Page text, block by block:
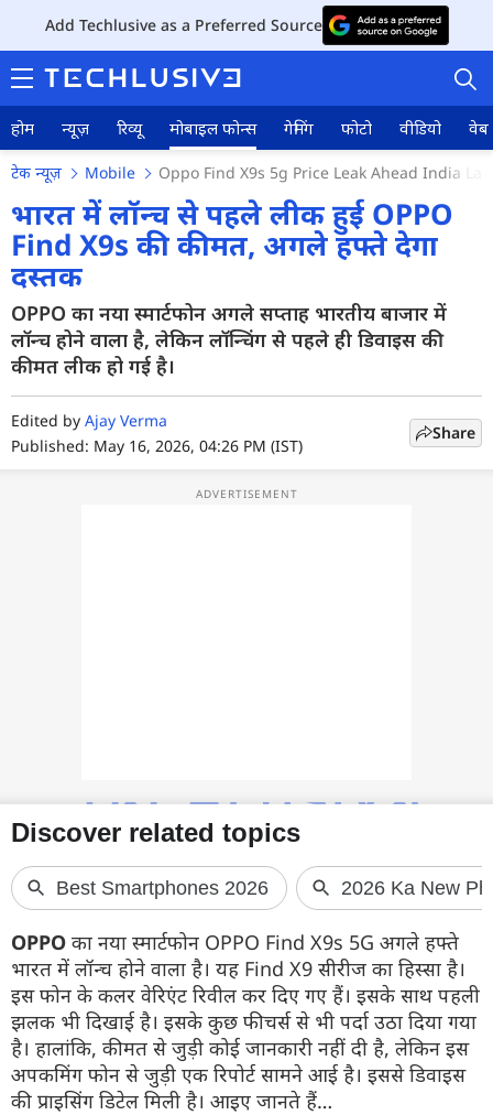
Add Techlusive as a Preferred Source
होम न्यूज़ रिव्यू मोबाइल फोन्स गेमिंग फोटो वीडियो वेब
होम
न्यूज़
रिव्यू
मोबाइल फोन्स
गेमिंग
टेक न्यूज़ Mobile Oppo Find X9s 5g Price Leak Ahead India
भारत में लॉन्च से पहले लीक हुई OPPO
Find X9s की कीमत, अगले हफ्ते देगा
दस्तक
OPPO का नया स्मार्टफोन अगले सप्ताह भारतीय बाजार में
लॉन्च होने वाला है, लेकिन लॉन्चिंग से पहले ही डिवाइस की
कीमत लीक हो गई है।
Edited by Ajay Verma
Published: May 16, 2026, 04:26 PM (IST)
Share
OPPO का नया स्मार्टफोन OPPO Find X9s 5G अगले हफ्ते
भारत में लॉन्च होने वाला है। यह Find X9 सीरीज का हिस्सा है।
इस फोन के कलर वेरिएंट रिवील कर दिए गए हैं। इसके साथ पहली
झलक भी दिखाई है। इसके कुछ फीचर्स से भी पर्दा उठा दिया गया
है। हालांकि, कीमत से जुड़ी कोई जानकारी नहीं दी है, लेकिन इस
अपकमिंग फोन से जुड़ी एक रिपोर्ट सामने आई है। इससे डिवाइस
की प्राइसिंग डिटेल मिली है। आइए जानते हैं…